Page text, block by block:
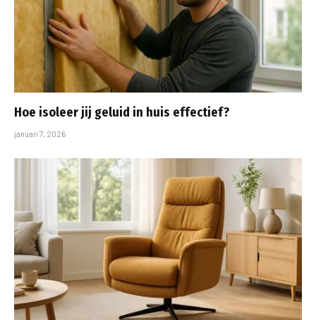
Hoe isoleer jij geluid in huis effectief?
januari 7, 2026